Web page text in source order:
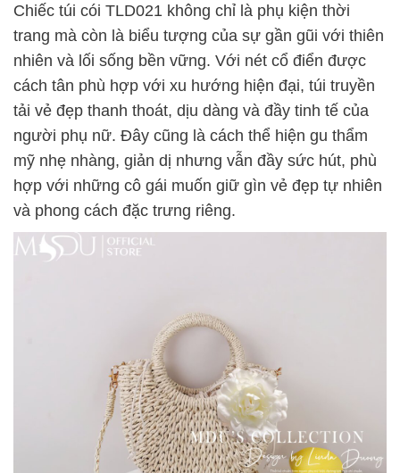
Chiếc túi cói TLD021 không chỉ là phụ kiện thời
trang mà còn là biểu tượng của sự gần gũi với thiên
nhiên và lối sống bền vững. Với nét cổ điển được
cách tân phù hợp với xu hướng hiện đại, túi truyền
tải vẻ đẹp thanh thoát, dịu dàng và đầy tinh tế của
người phụ nữ. Đây cũng là cách thể hiện gu thẩm
mỹ nhẹ nhàng, giản dị nhưng vẫn đầy sức hút, phù
hợp với những cô gái muốn giữ gìn vẻ đẹp tự nhiên
và phong cách đặc trưng riêng.